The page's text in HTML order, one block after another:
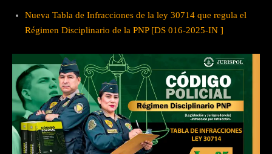
Nueva Tabla de Infracciones de la ley 30714 que regula el
Régimen Disciplinario de la PNP [DS 016-2025-IN ]